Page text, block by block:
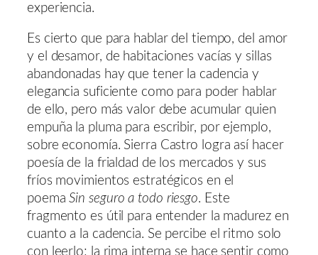
experiencia.
Es cierto que para hablar del tiempo, del amor
y el desamor, de habitaciones vacías y sillas
abandonadas hay que tener la cadencia y
elegancia suficiente como para poder hablar
de ello, pero más valor debe acumular quien
empuña la pluma para escribir, por ejemplo,
sobre economía. Sierra Castro logra así hacer
poesía de la frialdad de los mercados y sus
fríos movimientos estratégicos en el
poemaSin seguro a todo riesgo. Este
fragmento es útil para entender la madurez en
cuanto a la cadencia. Se percibe el ritmo solo
con leerlo; la rima interna se hace sentir como